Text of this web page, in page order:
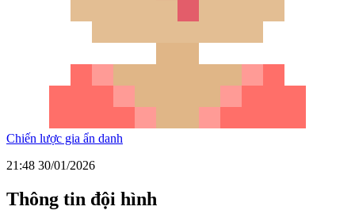
Chiến lược gia ẩn danh
21:48 30/01/2026
Thông tin đội hình